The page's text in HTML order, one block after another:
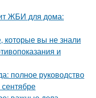
ЖБИ для дома:
вы не знали
и
полное руководство